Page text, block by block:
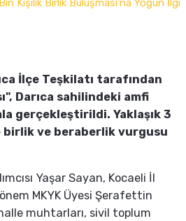
İlçe Teşkilatı tarafından
Darıca sahilindeki amfi
gerçekleştirildi. Yaklaşık 3
birlik ve beraberlik vurgusu
Yaşar Sayan, Kocaeli İl
MKYK Üyesi Şerafettin
muhtarları, sivil toplum